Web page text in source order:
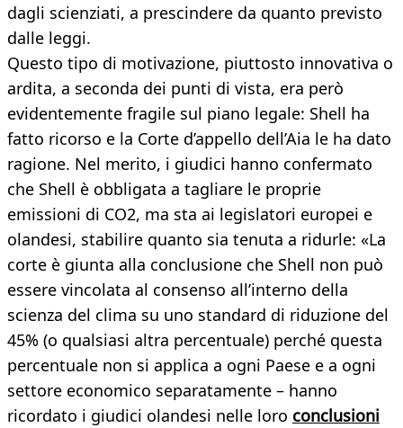
dagli scienziati, a prescindere da quanto previsto
dalle leggi.
Questo tipo di motivazione, piuttosto innovativa o
ardita, a seconda dei punti di vista, era però
evidentemente fragile sul piano legale: Shell ha
fatto ricorso e la Corte d’appello dell’Aia le ha dato
ragione. Nel merito, i giudici hanno confermato
che Shell è obbligata a tagliare le proprie
emissioni di CO2, ma sta ai legislatori europei e
olandesi, stabilire quanto sia tenuta a ridurle: «La
corte è giunta alla conclusione che Shell non può
essere vincolata al consenso all’interno della
scienza del clima su uno standard di riduzione del
45% (o qualsiasi altra percentuale) perché questa
percentuale non si applica a ogni Paese e a ogni
settore economico separatamente – hanno
ricordato i giudici olandesi nelle loro conclusioni